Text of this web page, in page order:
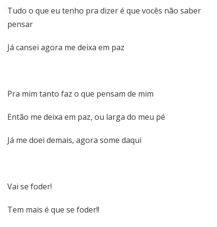
Tudo o que eu tenho pra dizer é que vocês não saber
pensar
Já cansei agora me deixa em paz
Pra mim tanto faz o que pensam de mim
Então me deixa em paz, ou larga do meu pé
Já me doei demais, agora some daqui
Vai se foder!
Tem mais é que se foder!!